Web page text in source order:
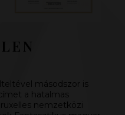
másodszor is
a hatalmas
nemzetközi